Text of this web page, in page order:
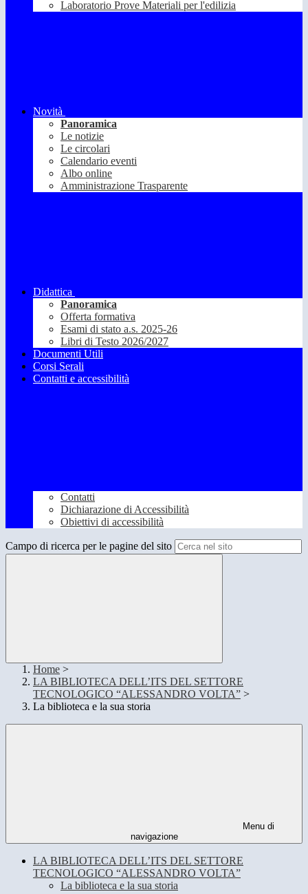
Laboratorio Prove Materiali per l'edilizia
Novità
Panoramica
Le notizie
Le circolari
Calendario eventi
Albo online
Amministrazione Trasparente
Didattica
Panoramica
Offerta formativa
Esami di stato a.s. 2025-26
Libri di Testo 2026/2027
Documenti Utili
Corsi Serali
Contatti e accessibilità
Contatti
Dichiarazione di Accessibilità
Obiettivi di accessibilità
Campo di ricerca per le pagine del sito
Home >
LA BIBLIOTECA DELL’ITS DEL SETTORE
TECNOLOGICO “ALESSANDRO VOLTA” >
La biblioteca e la sua storia
Menu di
navigazione
LA BIBLIOTECA DELL’ITS DEL SETTORE
TECNOLOGICO “ALESSANDRO VOLTA”
La biblioteca e la sua storia